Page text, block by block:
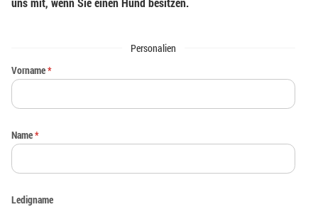
Personalien
Vorname*
Name*
Ledigname